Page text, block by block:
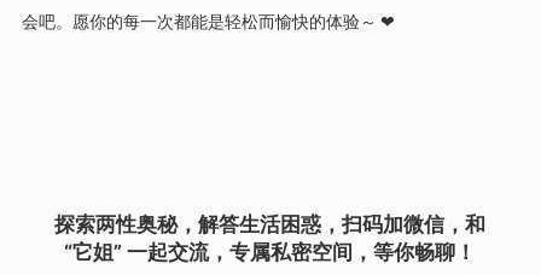
会吧。愿你的每一次都能是轻松而愉快的体验～ ❤
探索两性奥秘，解答生活困惑，扫码加微信，和
“它姐” 一起交流，专属私密空间，等你畅聊！